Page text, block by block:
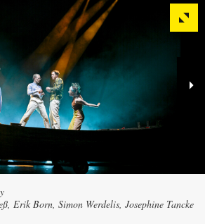
Erik Born, Simon Werdelis, Josephine Tancke